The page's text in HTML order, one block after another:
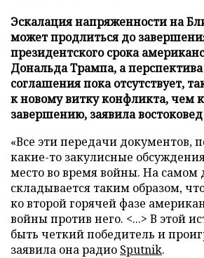
Эскалация напряженности на
может продлиться до
президентского срока
Дональда Трампа, а
соглашения пока отсутствует,
к новому витку конфликта, чем
завершению, заявила
«Все эти передачи документов,
какие-то закулисные
место во время войны. На самом
складывается таким образом,
ко второй горячей фазе
войны против него. <...> В этой
быть четкий победитель и
заявила она радио Sputnik.